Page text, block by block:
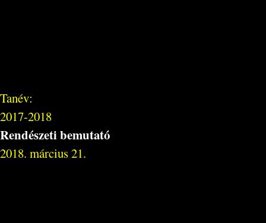
Tanév:
2017-2018
Rendészeti bemutató
2018. március 21.